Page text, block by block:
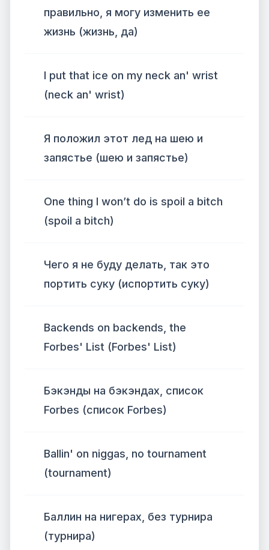
правильно, я могу изменить ее
жизнь (жизнь, да)
I put that ice on my neck an' wrist
(neck an' wrist)
Я положил этот лед на шею и
запястье (шею и запястье)
One thing I won’t do is spoil a bitch
(spoil a bitch)
Чего я не буду делать, так это
портить суку (испортить суку)
Backends on backends, the
Forbes' List (Forbes' List)
Бэкэнды на бэкэндах, список
Forbes (список Forbes)
Ballin' on niggas, no tournament
(tournament)
Баллин на нигерах, без турнира
(турнира)